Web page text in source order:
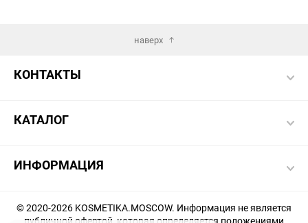
наверх
КОНТАКТЫ
КАТАЛОГ
ИНФОРМАЦИЯ
© 2020-2026 KOSMETIKA.MOSCOW. Информация не является